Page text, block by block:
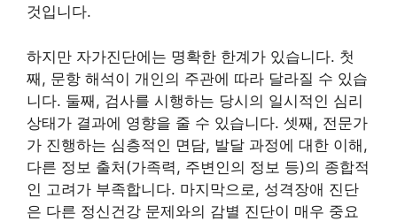
것입니다.
하지만 자가진단에는 명확한 한계가 있습니다. 첫
째, 문항 해석이 개인의 주관에 따라 달라질 수 있습
니다. 둘째, 검사를 시행하는 당시의 일시적인 심리
상태가 결과에 영향을 줄 수 있습니다. 셋째, 전문가
가 진행하는 심층적인 면담, 발달 과정에 대한 이해,
다른 정보 출처(가족력, 주변인의 정보 등)의 종합적
인 고려가 부족합니다. 마지막으로, 성격장애 진단
은 다른 정신건강 문제와의 감별 진단이 매우 중요